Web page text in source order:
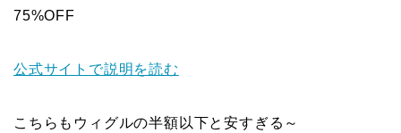
75%OFF
公式サイトで説明を読む
こちらもウィグルの半額以下と安すぎる～